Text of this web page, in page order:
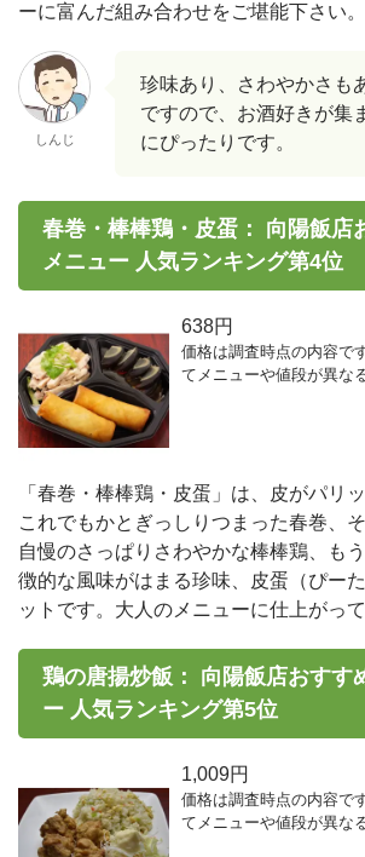
ーに富んだ組み合わせをご堪能下さい。
しんじ
珍味あり、さわやかさも
ですので、お酒好きが集
にぴったりです。
春巻・棒棒鶏・皮蛋： 向陽飯店
メニュー 人気ランキング第4位
638円
価格は調査時点の内容で
てメニューや値段が異な
「春巻・棒棒鶏・皮蛋」は、皮がパリ
これでもかとぎっしりつまった春巻、
自慢のさっぱりさわやかな棒棒鶏、も
徴的な風味がはまる珍味、皮蛋（ぴー
ットです。大人のメニューに仕上がって
鶏の唐揚炒飯： 向陽飯店おすす
ー 人気ランキング第5位
1,009円
価格は調査時点の内容で
てメニューや値段が異な